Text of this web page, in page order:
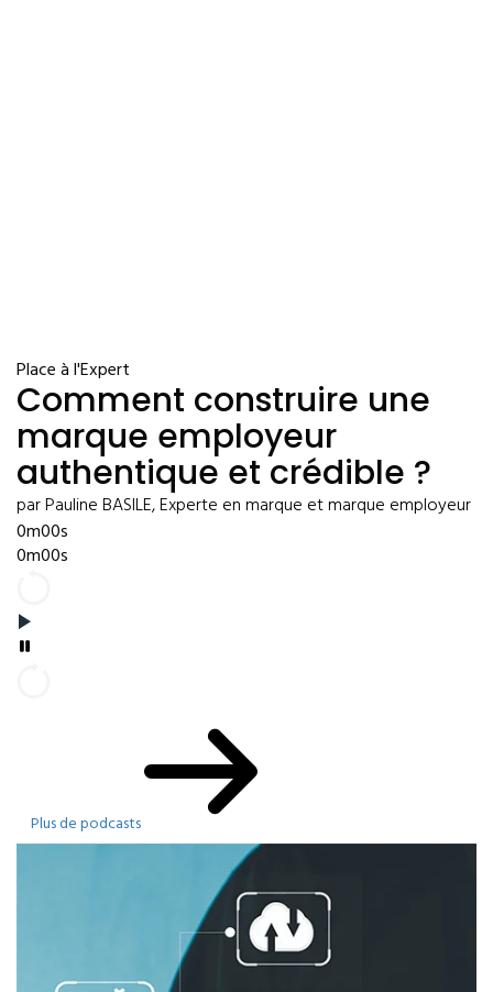
Place à l'Expert
Comment construire une
marque employeur
authentique et crédible ?
par Pauline BASILE, Experte en marque et marque employeur
0m00s
0m00s
Plus de podcasts